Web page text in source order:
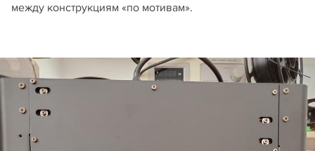
между конструкциям «по мотивам».